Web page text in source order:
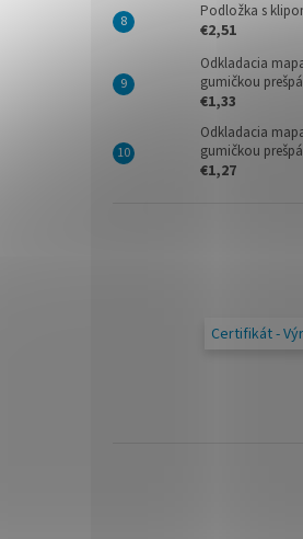
Podložka s
€2,51
Odkladacia
gumičkou
€1,33
Odkladacia
gumičkou
€1,27
Certifikát -